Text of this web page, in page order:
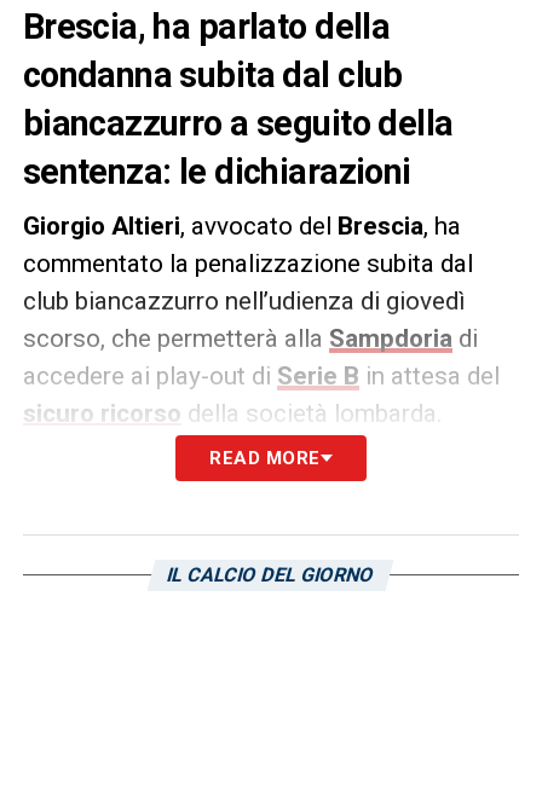
Brescia, ha parlato della
condanna subita dal club
biancazzurro a seguito della
sentenza: le dichiarazioni
Giorgio Altieri, avvocato del Brescia, ha
commentato la penalizzazione subita dal
club biancazzurro nell’udienza di giovedì
scorso, che permetterà alla Sampdoria di
accedere ai play-out di Serie B in attesa del
sicuro ricorso della società lombarda.
Queste le parole dell’avvocato, riportate da
condividiamo e presenteremo un appello
READ MORE
IL CALCIO DEL GIORNO